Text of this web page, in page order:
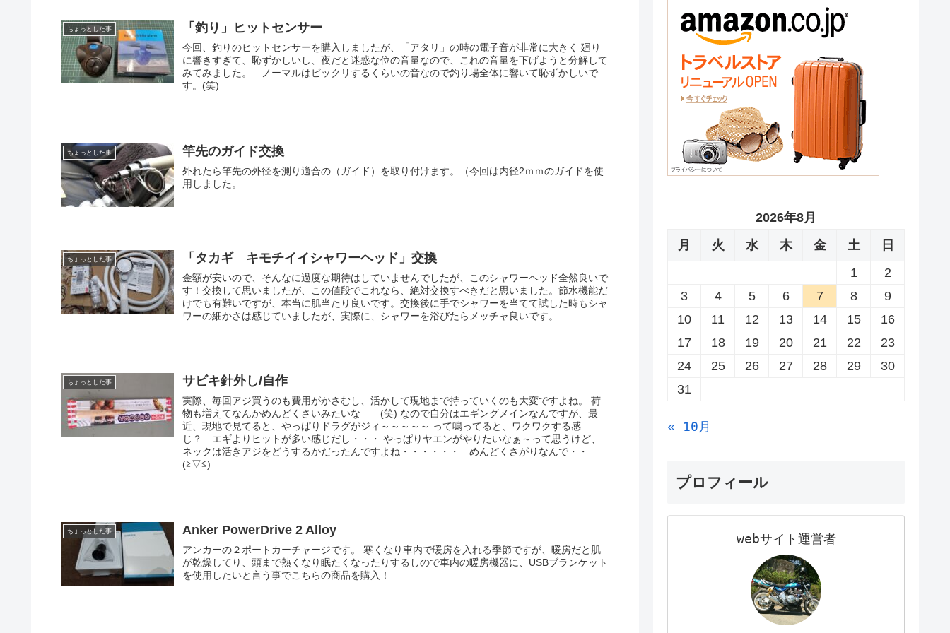
ちょっとした事 「釣り」ヒットセンサー
今回、釣りのヒットセンサーを購入しましたが、「アタリ」の時の電子音が非常に大きく 廻り
に響きすぎて、恥ずかしいし、夜だと迷惑な位の音量なので、これの音量を下げようと分解して
みてみました。 ノーマルはビックリするくらいの音なので釣り場全体に響いて恥ずかしいで
す。(笑)
ちょっとした事 竿先のガイド交換
外れたら竿先の外径を測り適合の（ガイド）を取り付けます。（今回は内径2ｍｍのガイドを使
用しました。
ちょっとした事 「タカギ キモチイイシャワーヘッド」交換
金額が安いので、そんなに過度な期待はしていませんでしたが、このシャワーヘッド全然良いで
す！交換して思いましたが、この値段でこれなら、絶対交換すべきだと思いました。節水機能だ
けでも有難いですが、本当に肌当たり良いです。交換後に手でシャワーを当てて試した時もシャ
ワーの細かさは感じていましたが、実際に、シャワーを浴びたらメッチャ良いです。
ちょっとした事 サビキ針外し/自作
実際、毎回アジ買うのも費用がかさむし、活かして現地まで持っていくのも大変ですよね。 荷
物も増えてなんかめんどくさいみたいな (笑) なので自分はエギングメインなんですが、最
近、現地で見てると、やっぱりドラグがジィ～～～～～ って鳴ってると、ワクワクする感
じ？ エギよりヒットが多い感じだし・・・ やっぱりヤエンがやりたいなぁ～って思うけど、
ネックは活きアジをどうするかだったんですよね・・・・・・ めんどくさがりなんで・・
(≧▽≦)
ちょっとした事 Anker PowerDrive 2 Alloy
アンカーの２ポートカーチャージです。 寒くなり車内で暖房を入れる季節ですが、暖房だと肌
が乾燥してり、頭まで熱くなり眠たくなったりするしので車内の暖房機器に、USBブランケット
を使用したいと言う事でこちらの商品を購入！
2026年8月
月
火 水 木 金 土
日
1
2
3
4 5 6 7 8
9
10
11 12 13 14 15
16
17
18 19 20 21 22
23
24
25 26 27 28 29
30
31
« 10月
プロフィール
webサイト運営者